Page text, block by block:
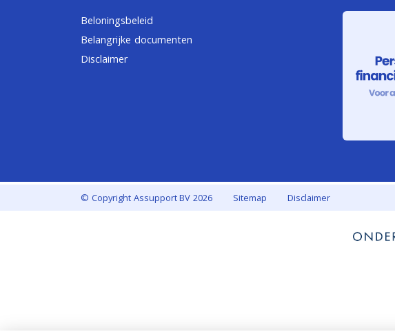
Beloningsbeleid
Belangrijke documenten
Disclaimer
© Copyright Assupport BV 2026 Sitemap Disclaimer